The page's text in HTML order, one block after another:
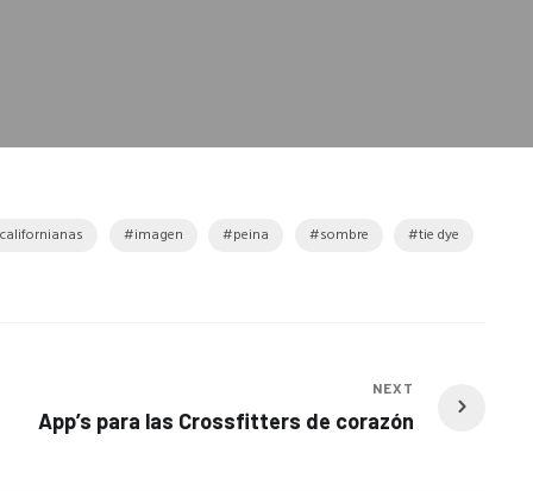
californianas imagen peina sombre tie dye
NEXT
App’s para las Crossfitters de corazón